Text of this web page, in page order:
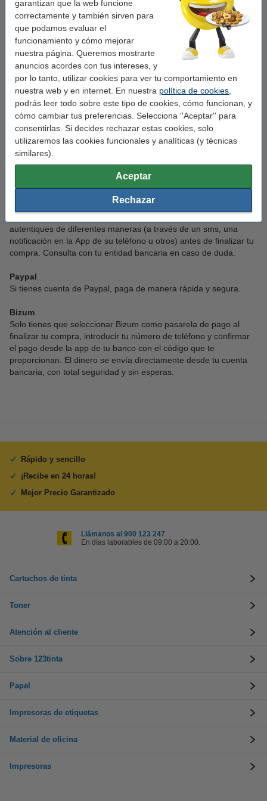
garantizan que la web funcione
correctamente y también sirven para
que podamos evaluar el
funcionamiento y cómo mejorar
nuestra página. Queremos mostrarte
anuncios acordes con tus intereses, y
por lo tanto, utilizar cookies para ver tu comportamiento en
nuestra web y en internet. En nuestra política de cookies
podrás leer todo sobre este tipo de cookies, cómo funcionan, y
cómo cambiar tus preferencias. Selecciona ''Aceptar'' para
consentirlas. Si decides rechazar estas cookies, solo
utilizaremos las cookies funcionales y analíticas (y técnicas
similares).
Aceptar
Rechazar
Realiza tu pago a través de transferencia bancaria. Elige este
método de pago y, una vez finalizado el proceso de compra,
recibirás un email con toda la información necesaria para realizar
la transferencia. Una vez recibamos el pago, procederemos a la
preparación y envío de tu pedido.
Contra reembolso
Realiza el pedido y haz el pago del mismo cuando lo recibas en
tu dirección de entrega. Recuerda que la forma de pago deberá
ser en efectivo. Esta forma de pago supone un cargo adicional
de 1€ asociados al coste de gestión y confirmación del pedido.
Tarjeta Bancaria
123tinta utiliza Comercio Electrónico Seguro (CES). Esto permite
seguridad. En el momento del pago, verás en tu explorador el
Normativa PSD2: Por motivos de seguridad, según el Real
autentiques de diferentes maneras (a través de un sms, una
notificación en la App de su teléfono u otros) antes de finalizar tu
compra. Consulta con tu entidad bancaria en caso de duda.
Paypal
Si tienes cuenta de Paypal, paga de manera rápida y segura.
Bizum
Solo tienes que seleccionar Bizum como pasarela de pago al
finalizar tu compra, introducir tu número de teléfono y confirmar
el pago desde la app de tu banco con el código que te
proporcionan. El dinero se envía directamente desde tu cuenta
bancaria, con total seguridad y sin esperas.
Rápido y sencillo
¡Recibe en 24 horas!
Mejor Precio Garantizado
Llámanos al 900 123 247
En días laborables de 09:00 a 20:00.
Cartuchos de tinta
Toner
Atención al cliente
Sobre 123tinta
Papel
Impresoras de etiquetas
Material de oficina
Impresoras